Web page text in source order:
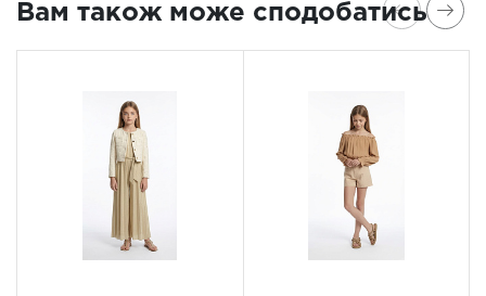
Вам також може сподобатись